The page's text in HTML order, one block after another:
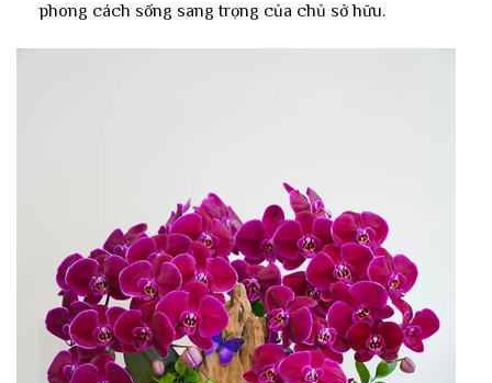
phong cách sống sang trọng của chủ sở hữu.